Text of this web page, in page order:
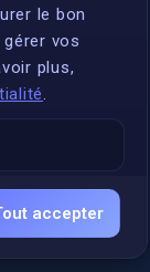
le bon
vos
plus,
.
accepter